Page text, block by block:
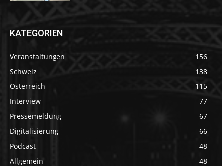
KATEGORIEN
Veranstaltungen
156
Schweiz
138
Österreich
115
Interview
77
Pressemeldung
67
Digitalisierung
66
Podcast
48
Allgemein
48